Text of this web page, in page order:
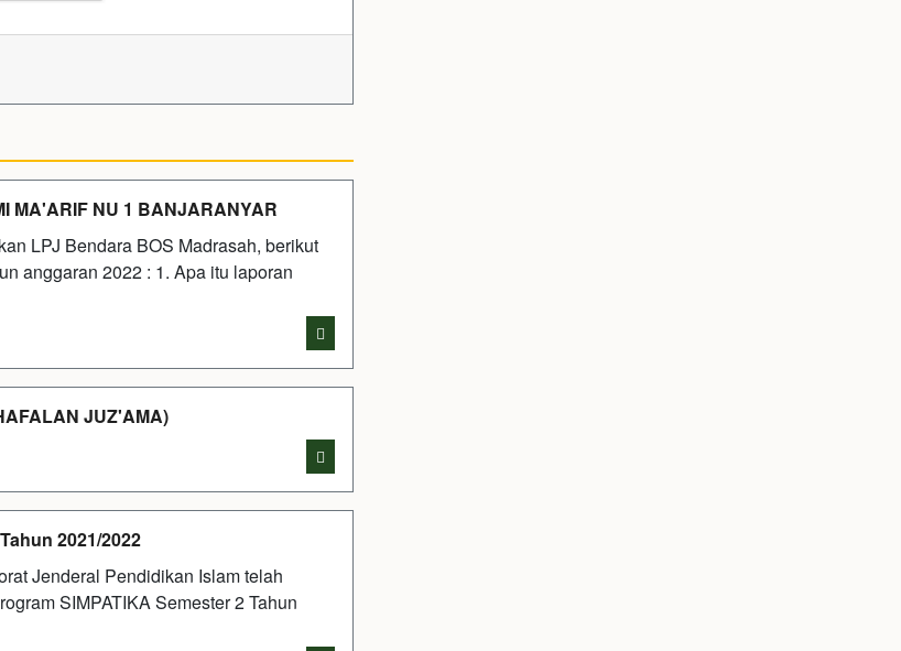
MA'ARIF NU 1 BANJARANYAR
LPJ Bendara BOS Madrasah, berikut
anggaran 2022 : 1. Apa itu laporan
JUZ'AMA)
2021/2022
Jenderal Pendidikan Islam telah
SIMPATIKA Semester 2 Tahun